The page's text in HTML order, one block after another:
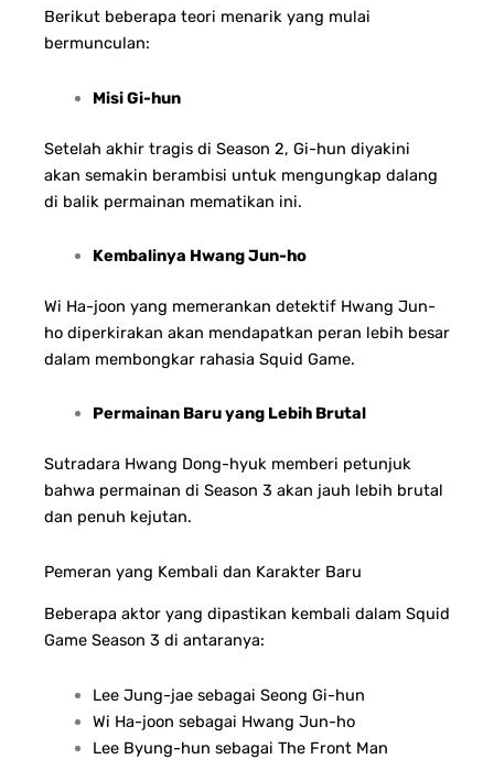
Berikut beberapa teori menarik yang mulai
bermunculan:
Misi Gi-hun
Setelah akhir tragis di Season 2, Gi-hun diyakini
akan semakin berambisi untuk mengungkap dalang
di balik permainan mematikan ini.
Kembalinya Hwang Jun-ho
Wi Ha-joon yang memerankan detektif Hwang Jun-
ho diperkirakan akan mendapatkan peran lebih besar
dalam membongkar rahasia Squid Game.
Permainan Baru yang Lebih Brutal
Sutradara Hwang Dong-hyuk memberi petunjuk
bahwa permainan di Season 3 akan jauh lebih brutal
dan penuh kejutan.
Pemeran yang Kembali dan Karakter Baru
Beberapa aktor yang dipastikan kembali dalam Squid
Game Season 3 di antaranya:
Lee Jung-jae sebagai Seong Gi-hun
Wi Ha-joon sebagai Hwang Jun-ho
Lee Byung-hun sebagai The Front Man